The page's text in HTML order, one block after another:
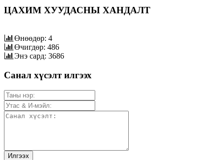
ЦАХИМ ХУУДАСНЫ ХАНДАЛТ
Өнөөдөр: 4
Өчигдөр: 486
Энэ сард: 3686
Санал хүсэлт илгээх